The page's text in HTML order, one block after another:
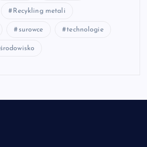
Recykling metali
surowce technologie
środowisko